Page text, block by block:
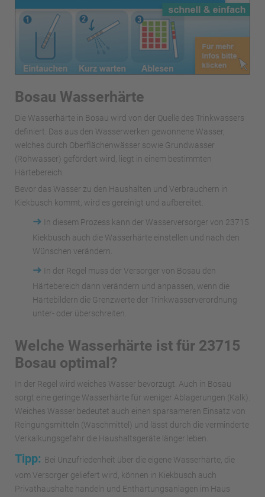
Bosau Wasserhärte
Die Wasserhärte in Bosau wird von der Quelle des Trinkwassers
definiert. Das aus den Wasserwerken gewonnene Wasser,
welches durch Oberflächenwässer sowie Grundwasser
(Rohwasser) gefördert wird, liegt in einem bestimmten
Härtebereich.
Bevor das Wasser zu den Haushalten und Verbrauchern in
Kiekbusch kommt, wird es gereinigt und aufbereitet.
➜
In diesem Prozess kann der Wasserversorger von 23715
Kiekbusch auch die Wasserhärte einstellen und nach den
Wünschen verändern.
➜
In der Regel muss der Versorger von Bosau den
Härtebereich dann verändern und anpassen, wenn die
Härtebildern die Grenzwerte der Trinkwasserverordnung
unter- oder überschreiten.
Welche Wasserhärte ist für 23715
Bosau optimal?
In der Regel wird weiches Wasser bevorzugt. Auch in Bosau
sorgt eine geringe Wasserhärte für weniger Ablagerungen (Kalk).
Weiches Wasser bedeutet auch einen sparsameren Einsatz von
Reingungsmitteln (Waschmittel) und lässt durch die verminderte
Verkalkungsgefahr die Haushaltsgeräte länger leben.
Tipp: Bei Unzufriedenheit über die eigene Wasserhärte, die
vom Versorger geliefert wird, können in Kiekbusch auch
Privathaushalte handeln und Enthärtungsanlagen im Haus